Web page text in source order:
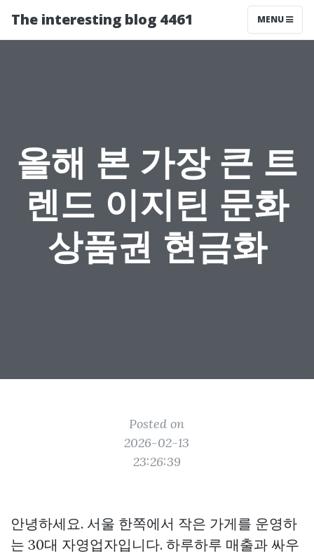
The interesting blog 4461 MENU
올해 본 가장 큰 트
렌드 이지틴 문화
상품권 현금화
Posted on
2026-02-13
23:26:39
안녕하세요. 서울 한쪽에서 작은 가게를 운영하
는 30대 자영업자입니다. 하루하루 매출과 싸우